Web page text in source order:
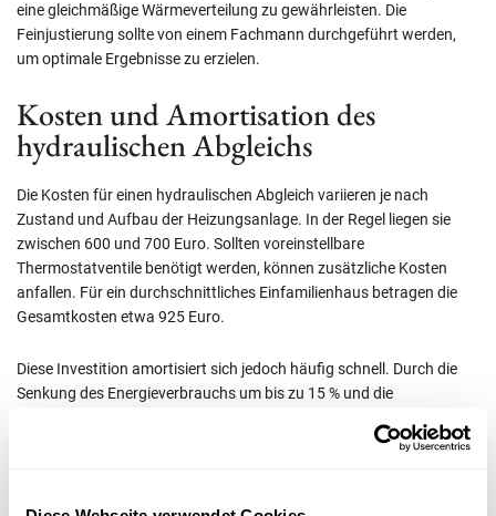
eine gleichmäßige Wärmeverteilung zu gewährleisten. Die
Feinjustierung sollte von einem Fachmann durchgeführt werden,
um optimale Ergebnisse zu erzielen.
Kosten und Amortisation des
hydraulischen Abgleichs
Die Kosten für einen hydraulischen Abgleich variieren je nach
Zustand und Aufbau der Heizungsanlage. In der Regel liegen sie
zwischen 600 und 700 Euro. Sollten voreinstellbare
Thermostatventile benötigt werden, können zusätzliche Kosten
anfallen. Für ein durchschnittliches Einfamilienhaus betragen die
Gesamtkosten etwa 925 Euro.
Diese Investition amortisiert sich jedoch häufig schnell. Durch die
Senkung des Energieverbrauchs um bis zu 15 % und die
für den hydraulischen Abgleich oft schon nach wenigen Jahren